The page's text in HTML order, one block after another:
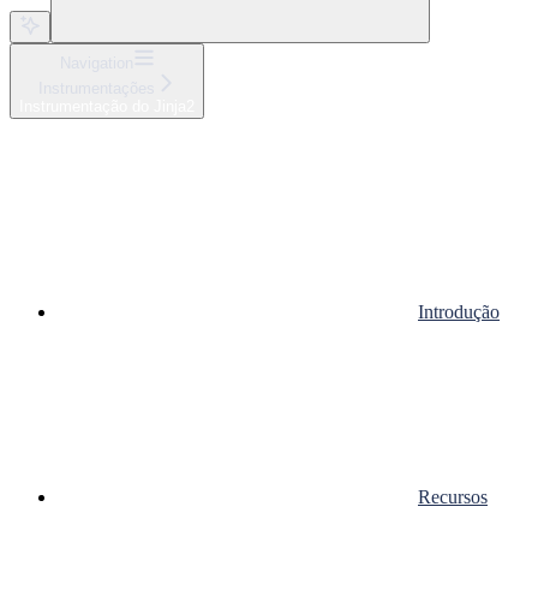
Introdução
Recursos